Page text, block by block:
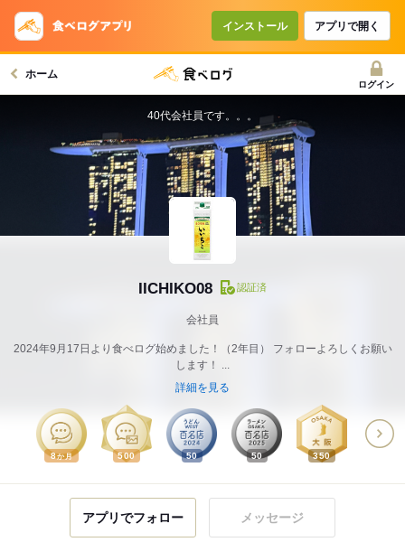
インストール アプリで開く
ホーム
ログイン
IICHIKO08 認証済
会社員
2024年9月17日より食べログ始めました！（2年目） フォローよろしくお願い
します！ ...
詳細を見る
8か月 500 50 50 350
40代会社員です。。。
アプリでフォロー メッセージ